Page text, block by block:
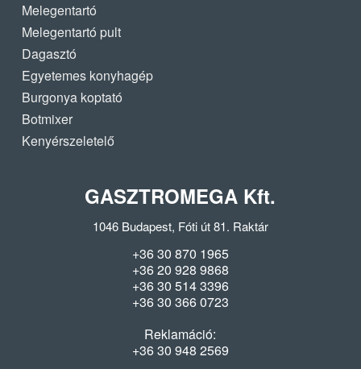
Melegentartó
Melegentartó pult
Dagasztó
Egyetemes konyhagép
Burgonya koptató
Botmixer
Kenyérszeletelő
GASZTROMEGA Kft.
1046 Budapest, Fóti út 81. Raktár
+36 30 870 1965
+36 20 928 9868
+36 30 514 3396
+36 30 366 0723
Reklamáció:
+36 30 948 2569